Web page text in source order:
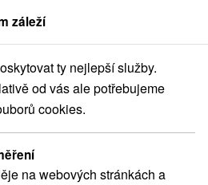
Pobyty v akci Záhorská nížina
nížina
záleží
ty nejlepší služby.
od vás ale potřebujeme
cookies.
na webových stránkách a